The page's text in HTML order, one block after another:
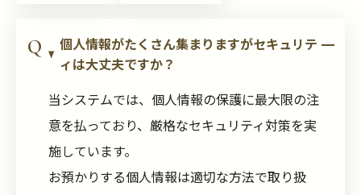
個人情報がたくさん集まりますがセキュリテ
ィは大丈夫ですか？
当システムでは、個人情報の保護に最大限の注
意を払っており、厳格なセキュリティ対策を実
施しています。
お預かりする個人情報は適切な方法で取り扱